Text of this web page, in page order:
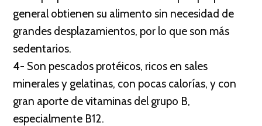
general obtienen su alimento sin necesidad de
grandes desplazamientos, por lo que son más
sedentarios.
4- Son pescados protéicos, ricos en sales
minerales y gelatinas, con pocas calorías, y con
gran aporte de vitaminas del grupo B,
especialmente B12.